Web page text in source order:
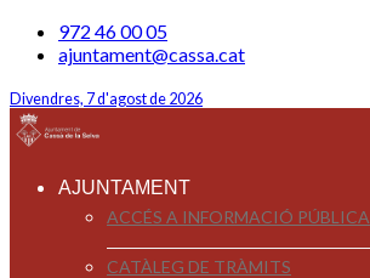
972 46 00 05
ajuntament@cassa.cat
Divendres, 7 d'agost de 2026
AJUNTAMENT
ACCÉS A INFORMACIÓ PÚBLICA
CATÀLEG DE TRÀMITS